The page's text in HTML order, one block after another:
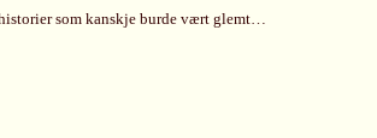
historier som kanskje burde vært glemt…